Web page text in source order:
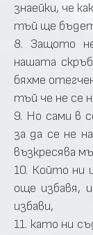
знаейки, че
тъй ще
8. Защото
нашата
бяхме
тъй че не се
9. Но сами в
за да се не
възкресява
10. Който ни
още избавя,
избави,
11. като ни